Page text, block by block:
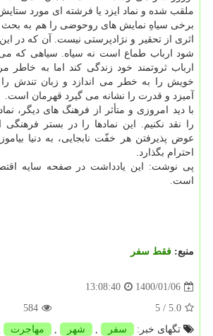
ملقب شده و نماد ایزد یا فرشته ای مورد
برخی سیاهِ نمایش های روحوضی را هم به بحث
اثری از تحقیر و نژادپرستی نیست. آن که در
شود ارباب طماع است نه سیاه. سیاهی که می
ارباب ثروتمند خود زندگی کند اما به خاطر
خویش را به خطر می اندازد و زبان تندش
آمیزد و قدرت را نشانه می گیرد قهرمان است.
با دید امروزی و متأثر از فرهنگ های دیگر،
را نقد نکنیم. این نمادها را در بستر فرهنگی
عوض پذیرفتن هر خفّت نابجایی، به دنیا
احترام بگذارد.
پی نوشت: این یادداشت در صفحه سایه
است.
منبع: فقط سفر
1400/01/06
13:08:40
5.0
/ 5
584
تگهای خبر:
سفر , شهر , مهاجرت